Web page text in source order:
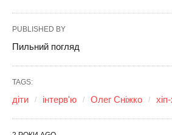
PUBLISHED BY
Пильний погляд
TAGS:
діти інтерв'ю Олег Сніжко